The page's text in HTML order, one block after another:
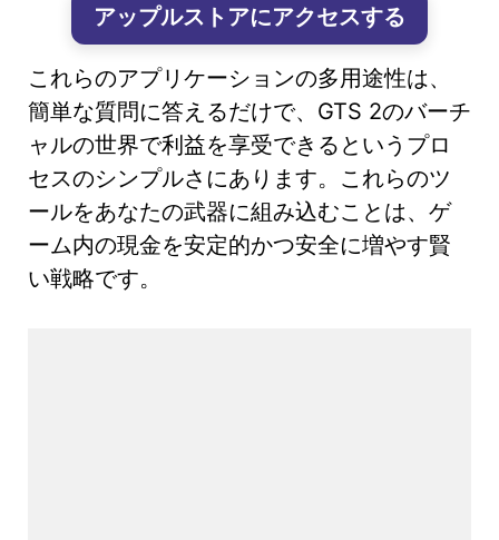
アップルストアにアクセスする
これらのアプリケーションの多用途性は、
簡単な質問に答えるだけで、GTS 2のバーチ
ャルの世界で利益を享受できるというプロ
セスのシンプルさにあります。これらのツ
ールをあなたの武器に組み込むことは、ゲ
ーム内の現金を安定的かつ安全に増やす賢
い戦略です。